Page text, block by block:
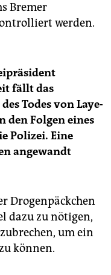
Bremer
werden.
fällt das
Todes von Laye-
den Folgen eines
Polizei. Eine
angewandt
Drogenpäckchen
dazu zu nötigen,
um ein
können.